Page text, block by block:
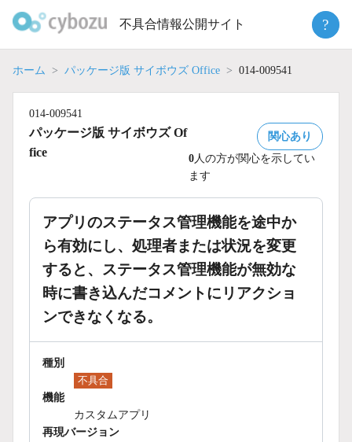
不具合情報公開サイト ?
ホーム パッケージ版 サイボウズ Office 014-009541
014-009541
パッケージ版 サイボウズ Of
fice
関心あり
0人の方が関心を示してい
ます
アプリのステータス管理機能を途中か
ら有効にし、処理者または状況を変更
すると、ステータス管理機能が無効な
時に書き込んだコメントにリアクショ
ンできなくなる。
種別
不具合
機能
カスタムアプリ
再現バージョン